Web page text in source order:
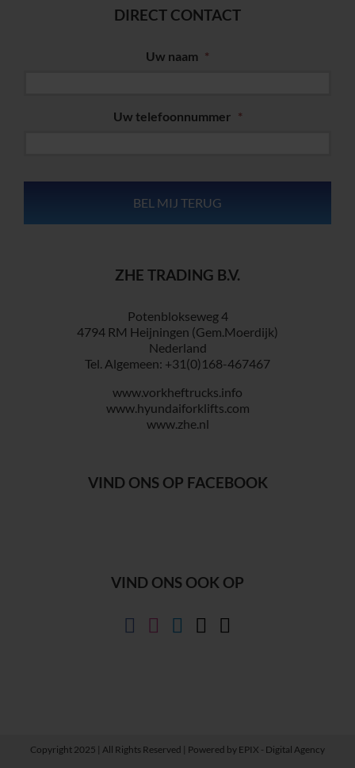
DIRECT CONTACT
Uw naam *
Uw telefoonnummer *
ZHE TRADING B.V.
Potenblokseweg 4
4794 RM Heijningen (Gem.Moerdijk)
Nederland
Tel. Algemeen: +31(0)168-467467
www.vorkheftrucks.info
www.hyundaiforklifts.com
www.zhe.nl
VIND ONS OP FACEBOOK
VIND ONS OOK OP
Copyright 2025 | All Rights Reserved | Powered by EPIX - Digital Agency